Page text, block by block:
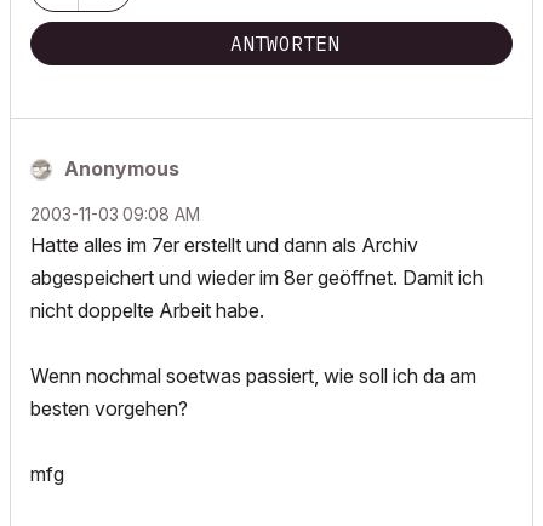
ANTWORTEN
Anonymous
‎2003-11-03 09:08 AM
Hatte alles im 7er erstellt und dann als Archiv
abgespeichert und wieder im 8er geöffnet. Damit ich
nicht doppelte Arbeit habe.
Wenn nochmal soetwas passiert, wie soll ich da am
besten vorgehen?
mfg